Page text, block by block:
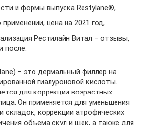
и формы выпуска Restylane®,
цена на 2021 год,
Рестилайн Витал – отзывы,
после.
– это дермальный филлер на
гиалуроновой кислоты,
для коррекции возрастных
Он применяется для уменьшения
складок, коррекции атрофических
объема скул и щек, а также для